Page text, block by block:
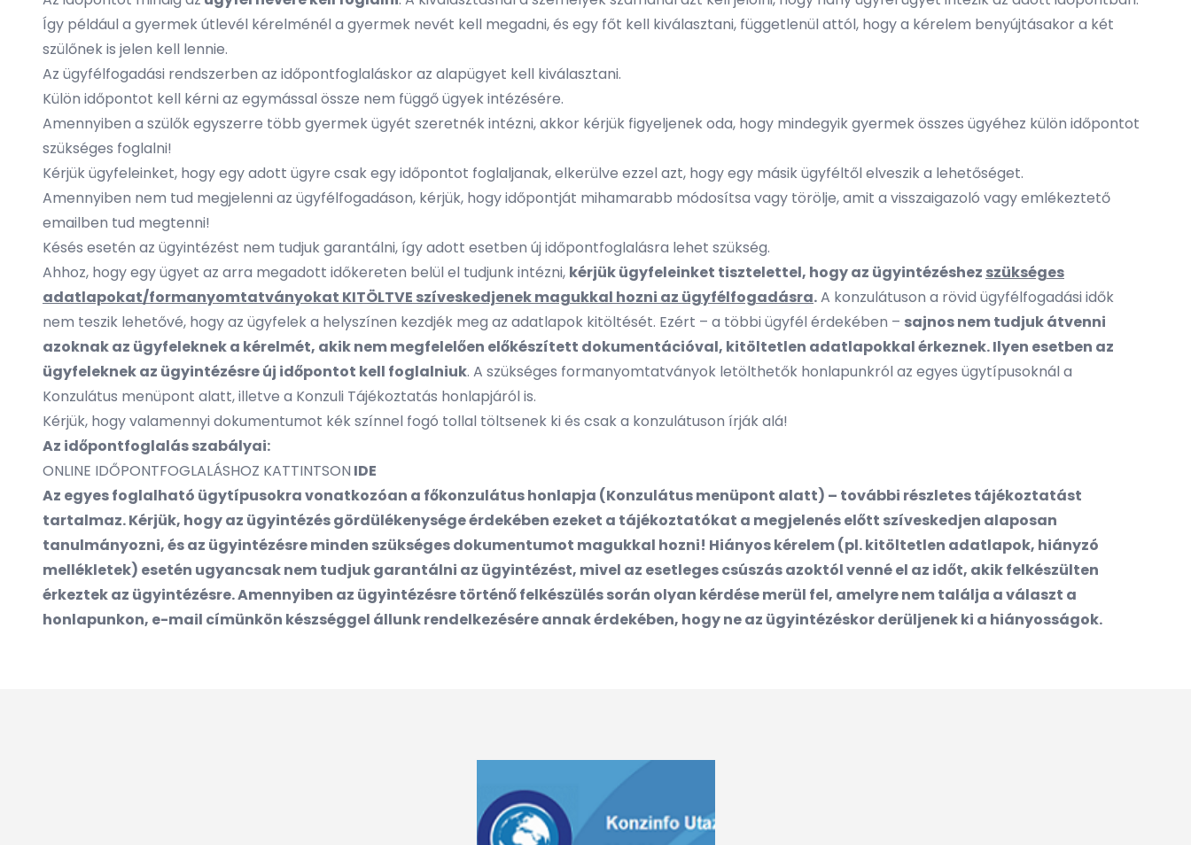
Így például a gyermek útlevél kérelménél a gyermek nevét kell megadni, és egy főt kell kiválasztani, függetlenül attól, hogy a kérelem benyújtásakor a két
szülőnek is jelen kell lennie.
Az ügyfélfogadási rendszerben az időpontfoglaláskor az alapügyet kell kiválasztani.
Külön időpontot kell kérni az egymással össze nem függő ügyek intézésére.
Amennyiben a szülők egyszerre több gyermek ügyét szeretnék intézni, akkor kérjük figyeljenek oda, hogy mindegyik gyermek összes ügyéhez külön időpontot
szükséges foglalni!
Kérjük ügyfeleinket, hogy egy adott ügyre csak egy időpontot foglaljanak, elkerülve ezzel azt, hogy egy másik ügyféltől elveszik a lehetőséget.
Amennyiben nem tud megjelenni az ügyfélfogadáson, kérjük, hogy időpontját mihamarabb módosítsa vagy törölje, amit a visszaigazoló vagy emlékeztető
emailben tud megtenni!
Késés esetén az ügyintézést nem tudjuk garantálni, így adott esetben új időpontfoglalásra lehet szükség.
Ahhoz, hogy egy ügyet az arra megadott időkereten belül el tudjunk intézni, kérjük ügyfeleinket tisztelettel, hogy az ügyintézéshez szükséges
adatlapokat/formanyomtatványokat KITÖLTVE szíveskedjenek magukkal hozni az ügyfélfogadásra.A konzulátuson a rövid ügyfélfogadási idők
nem teszik lehetővé, hogy az ügyfelek a helyszínen kezdjék meg az adatlapok kitöltését. Ezért – a többi ügyfél érdekében – sajnos nem tudjuk átvenni
azoknak az ügyfeleknek a kérelmét, akik nem megfelelően előkészített dokumentációval, kitöltetlen adatlapokkal érkeznek. Ilyen esetben az
ügyfeleknek az ügyintézésre új időpontot kell foglalniuk. A szükséges formanyomtatványok letölthetők honlapunkról az egyes ügytípusoknál a
Konzulátus menüpont alatt, illetve a Konzuli Tájékoztatás honlapjáról is.
Kérjük, hogy valamennyi dokumentumot kék színnel fogó tollal töltsenek ki és csak a konzulátuson írják alá!
Az időpontfoglalás szabályai:
ONLINE IDŐPONTFOGLALÁSHOZ KATTINTSON IDE
Az egyes foglalható ügytípusokra vonatkozóan a főkonzulátus honlapja (Konzulátus menüpont alatt) – további részletes tájékoztatást
tartalmaz. Kérjük, hogy az ügyintézés gördülékenysége érdekében ezeket a tájékoztatókat a megjelenés előtt szíveskedjen alaposan
tanulmányozni, és az ügyintézésre minden szükséges dokumentumot magukkal hozni! Hiányos kérelem (pl. kitöltetlen adatlapok, hiányzó
mellékletek) esetén ugyancsak nem tudjuk garantálni az ügyintézést, mivel az esetleges csúszás azoktól venné el az időt, akik felkészülten
érkeztek az ügyintézésre. Amennyiben az ügyintézésre történő felkészülés során olyan kérdése merül fel, amelyre nem találja a választ a
honlapunkon, e-mail címünkön készséggel állunk rendelkezésére annak érdekében, hogy ne az ügyintézéskor derüljenek ki a hiányosságok.